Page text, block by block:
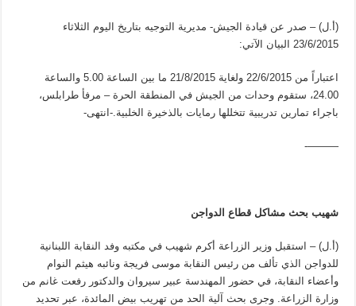
(أ.ل) – صدر عن قيادة الجيش- مديرية التوجيه بتاريخ اليوم الثلاثاء
23/6/2015 البيان الآتي:
اعتباراً من 22/6/2015 ولغاية 21/8/2015 ما بين الساعة 5.00 والساعة
24.00، ستقوم وحدات من الجيش في المنطقة الحرة – مرفأ طرابلس،
باجراء تمارين تدريبية تتخللها رمايات بالذخيرة الخلبية.-انتهى-
———-
شهيب بحث مشاكل قطاع الدواجن
(أ.ل) – استقبل وزير الزراعة أكرم شهيب في مكتبه وفد النقابة اللبنانية
للدواجن الذي تألف من رئيس النقابة موسى فريجة ونائبه هيثم النوام
وأعضاء النقابة، في حضور المهندسة عبير سيروان والدكتور رفعت غانم من
وزارة الزراعة. وجرى بحث آلية الحد من تهريب بيض المائدة، عبر تحديد